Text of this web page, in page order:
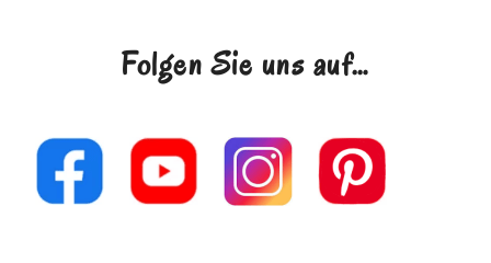
Folgen Sie uns auf…